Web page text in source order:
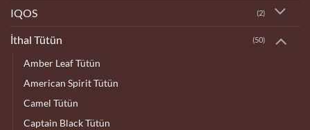
IQOS (2)
İthal Tütün (50)
Amber Leaf Tütün
American Spirit Tütün
Camel Tütün
Captain Black Tütün